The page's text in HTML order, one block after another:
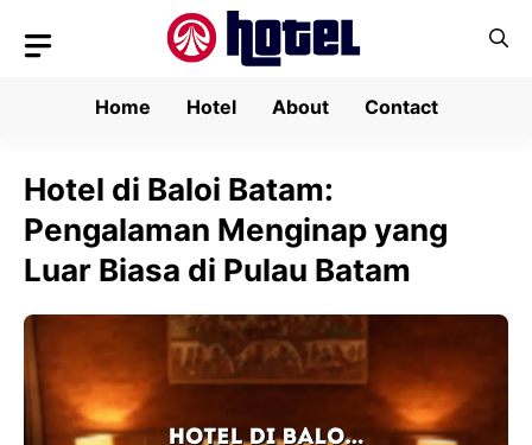
Home
Hotel About Contact
Hotel di Baloi Batam:
Pengalaman Menginap yang
Luar Biasa di Pulau Batam